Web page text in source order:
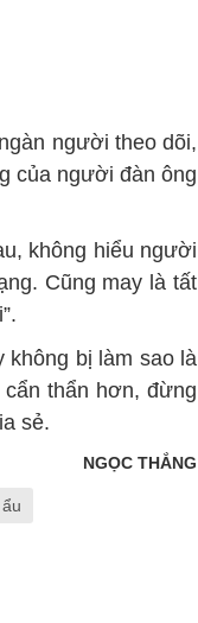
người theo dõi,
của người đàn ông
không hiểu người
Cũng may là tất
bị làm sao là
thẩn hơn, đừng
sẻ.
NGỌC THẮNG